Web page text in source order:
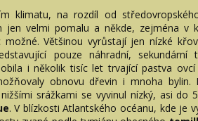
klimatu, na rozdíl od
jen velmi pomalu a někde, zejména v
Většinou vyrůstají jen nízké
pouze náhradní, sekundární
i několik tisíc let trvající pastva
obnovu dřevin i mnoha bylin.
srážkami se vyvinul nízký, asi do
. V blízkosti Atlantského océanu, kde je